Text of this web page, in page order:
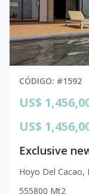
CÓDIGO: #1592
US$
US$
Hoyo Del Cacao,
555800 Mt2